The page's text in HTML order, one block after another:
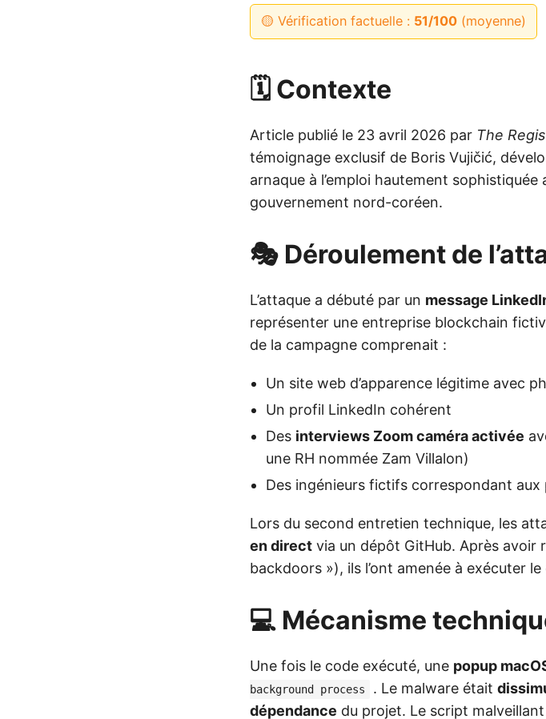
🟡 Vérification factuelle : 51/100(moyenne)
🗓️ Contexte
Article publié le 23 avril 2026 par The
témoignage exclusif de Boris Vujičić,
arnaque à l’emploi hautement
gouvernement nord-coréen.
🎭 Déroulement de
L’attaque a débuté par un message
représenter une entreprise blockchain
de la campagne comprenait :
Un site web d’apparence légitime avec
Un profil LinkedIn cohérent
Des interviews Zoom caméra activée
une RH nommée Zam Villalon)
Des ingénieurs fictifs correspondant
Lors du second entretien technique, les
en direct via un dépôt GitHub. Après avoir
backdoors »), ils l’ont amenée à exécuter le
💻 Mécanisme
Une fois le code exécuté, une popup
background process
. Le malware était
dépendance du projet. Le script malveillant